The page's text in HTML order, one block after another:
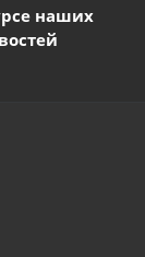
наших